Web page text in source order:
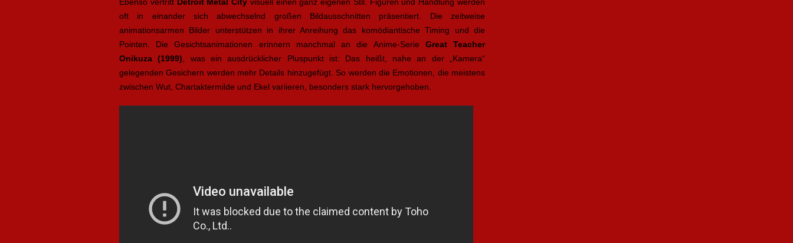
oft in einander sich abwechselnd großen Bildausschnitten präsentiert. Die zeitweise
animationsarmen Bilder unterstützen in ihrer Anreihung das komödiantische Timing und die
Pointen. Die Gesichtsanimationen erinnern manchmal an die Anime-Serie Great Teacher
Onikuza (1999) , was ein ausdrücklicher Pluspunkt ist: Das heißt, nahe an der „Kamera“
gelegenden Gesichern werden mehr Details hinzugefügt. So werden die Emotionen, die meistens
zwischen Wut, Chartaktermilde und Ekel variieren, besonders stark hervorgehoben.